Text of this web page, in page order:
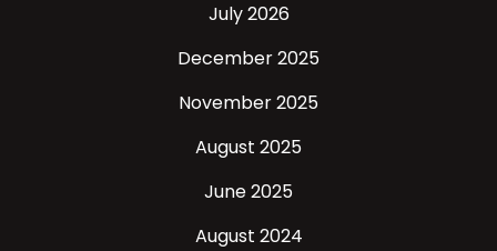
July 2026
December 2025
November 2025
August 2025
June 2025
August 2024